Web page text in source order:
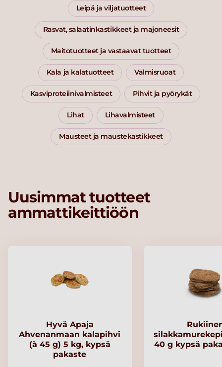
Leipä ja viljatuotteet
Rasvat, salaatinkastikkeet ja majoneesit
Maitotuotteet ja vastaavat tuotteet
Kala ja kalatuotteet Valmisruoat
Kasviproteiinivalmisteet Pihvit ja pyörykät
Lihat Lihavalmisteet
Mausteet ja maustekastikkeet
Uusimmat tuotteet
ammattikeittiöön
Hyvä Apaja
Ahvenanmaan kalapihvi
(à 45 g) 5 kg, kypsä
pakaste
40 g kypsä